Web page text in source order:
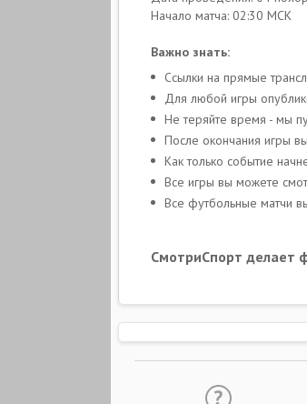
Начало матча: 02:30 МСК
Важно знать:
Ссылки на прямые
Для любой игры
Не теряйте время - мы
После окончания игры
Как только событие
Все игры вы можете
Все футбольные матчи
СмотриСпорт делает